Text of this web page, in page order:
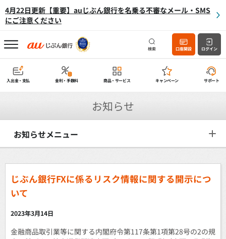
4月22日更新【重要】auじぶん銀行を名乗る不審なメール・SMS
にご注意ください
検索 口座開設 ログイン
入出金・支払 金利・手数料 商品・サービス キャンペーン サポート
お知らせ
お知らせメニュー
じぶん銀行FXに係るリスク情報に関する開示につ
いて
2023年3月14日
金融商品取引業等に関する内閣府令第117条第1項第28号の2の規